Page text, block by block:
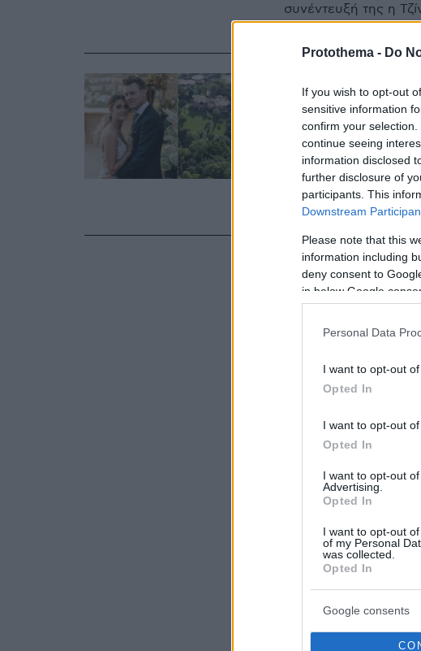
Protothema - Do
If you wish to opt-out
sensitive information
confirm your
continue seeing
information disclosed
further disclosure of
participants. This
Downstream
Please note that this
information including
deny consent to
in below Google
Personal Data
I want to opt-out
Opted In
I want to opt-out
Opted In
I want to opt-out
Advertising.
Opted In
I want to opt-out
of my Personal
was collected.
Opted In
Google consents
συνέντευξή της η
μετά το ατύχημα του
γάμος
Η Τζίνα Σουμάχερ
Bethke σε μία